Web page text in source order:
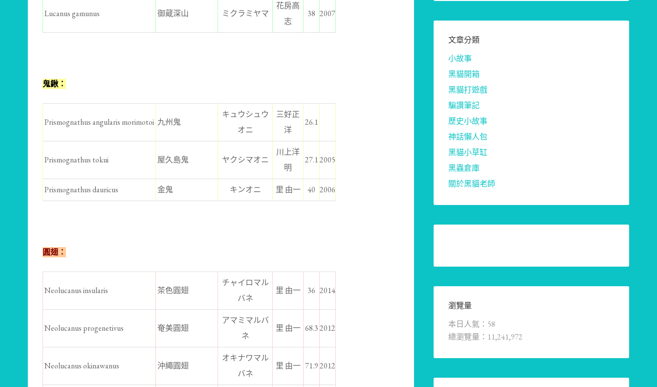
Lucanus gamunus 御蔵深山 ミクラミヤマ
花房高
志
38 2007
鬼鍬：
Prismognathus angularis morimotoi 九州鬼
キュウシュウ
オニ
三好正
洋
26.1
Prismognathus tokui 屋久島鬼 ヤクシマオニ
川上洋
明
27.12005
Prismognathus dauricus 金鬼 キンオニ 里 由一 40 2006
圓翅：
Neolucanus insularis 茶色圓翅
チャイロマル
バネ
里 由一 36 2014
Neolucanus progenetivus 奄美圓翅
アマミマルバ
ネ
里 由一 68.32012
Neolucanus okinawanus 沖繩圓翅
オキナワマル
バネ
里 由一 71.92012
文章分類
小故事
黑貓開箱
黑貓打遊戲
騙讚筆記
歷史小故事
神話懶人包
黑貓小草缸
黑蟲倉庫
關於黑貓老師
瀏覽量
本日人氣：58
總瀏覽量：11,241,972